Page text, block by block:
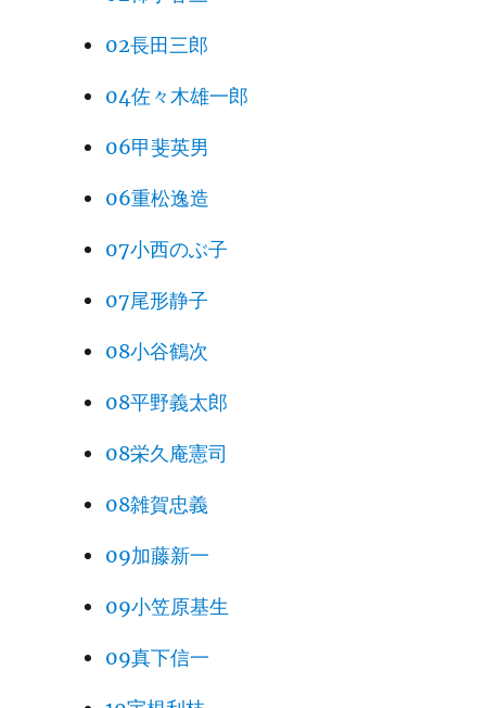
02長田三郎
04佐々木雄一郎
06甲斐英男
06重松逸造
07小西のぶ子
07尾形静子
08小谷鶴次
08平野義太郎
08栄久庵憲司
08雑賀忠義
09加藤新一
09小笠原基生
09真下信一